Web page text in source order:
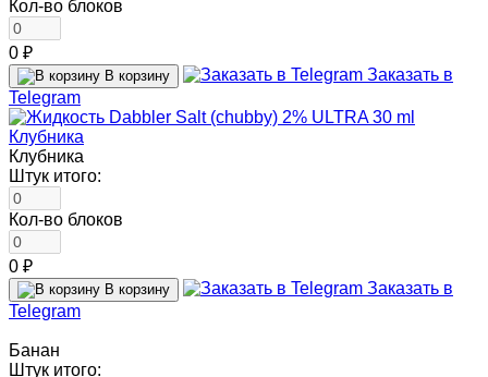
Кол-во блоков
0 ₽
В корзину
Заказать в
Telegram
Клубника
Штук итого:
Кол-во блоков
0 ₽
В корзину
Заказать в
Telegram
Банан
Штук итого: